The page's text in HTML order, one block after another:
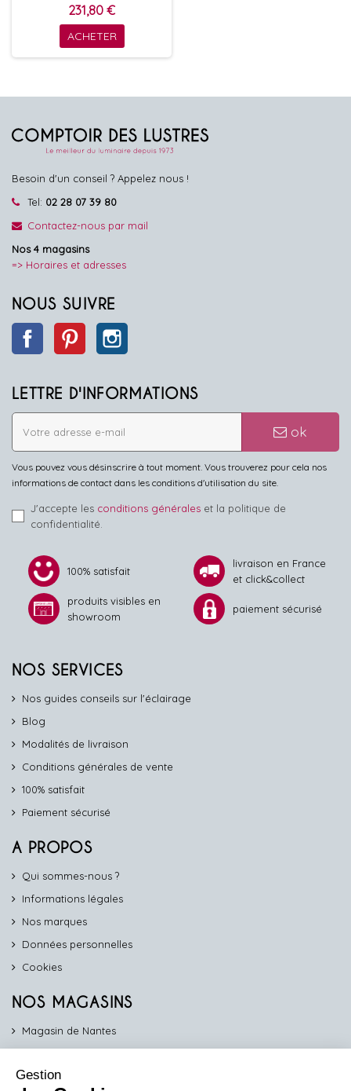
231,80 €
ACHETER
Besoin d'un conseil ? Appelez nous !
Tel: 02 28 07 39 80
Contactez-nous par mail
Nos 4 magasins
=> Horaires et adresses
NOUS SUIVRE
Facebook Pinterest
LETTRE D'INFORMATIONS
ok
Vous pouvez vous désinscrire à tout moment. Vous trouverez pour cela nos
informations de contact dans les conditions d'utilisation du site.
J'accepte les conditions générales et la politique de
confidentialité.
100% satisfait
livraison en France
et click&collect
produits visibles en
showroom
paiement sécurisé
NOS SERVICES
Nos guides conseils sur l'éclairage
Blog
Modalités de livraison
Conditions générales de vente
100% satisfait
Paiement sécurisé
A PROPOS
Qui sommes-nous ?
Informations légales
Nos marques
Données personnelles
Cookies
NOS MAGASINS
Magasin de Nantes
Magasin de Vannes
Gestion